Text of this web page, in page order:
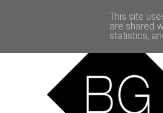
This site
are shared
statistics,